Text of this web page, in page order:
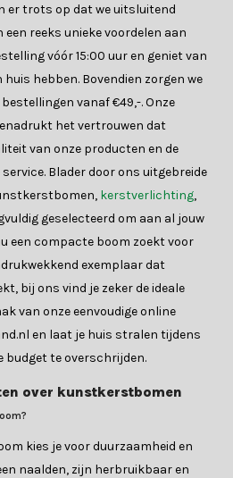
er trots op dat we uitsluitend
reeks unieke voordelen aan
vóór 15:00 uur en geniet van
hebben. Bovendien zorgen we
vanaf €49,-. Onze
het vertrouwen dat
van onze producten en de
Blader door ons uitgebreide
kerstverlichting,
geselecteerd om aan al jouw
een compacte boom zoekt voor
exemplaar dat
bij ons vind je zeker de ideale
van onze eenvoudige online
en laat je huis stralen tijdens
budget te overschrijden.
over kunstkerstbomen
kies je voor duurzaamheid en
naalden, zijn herbruikbaar en